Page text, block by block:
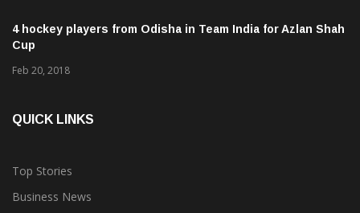
4 hockey players from Odisha in Team India for Azlan Shah
Cup
Feb 20, 2018
QUICK LINKS
Top Stories
Business News